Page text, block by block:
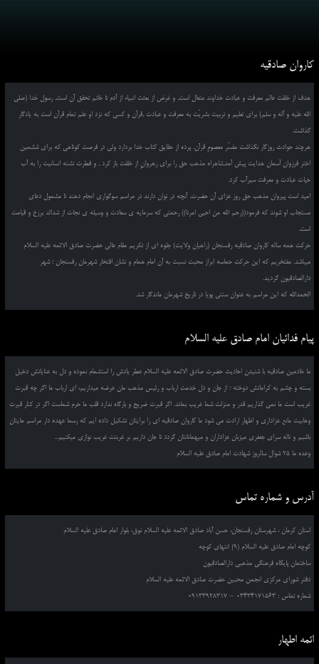
کاروان صادقیه
هدف از خلقت عالم معرفت و عبادت خداوند متعال است, و غرض از بعثت انبیاء از آدم تا خاتم تحقق آن است, رسول خدا (صلی
الله علیه و آله و سلم) برای تعلیم و تربیت بشریّت به معرفت و عبادت ,قرآن و کسی که نزد او علم تمام قرآن است به یادگار
گذاشت.
هرچند حوادث روزگار نگذاشت مفسّر معصومِ قرآن, پرده از حقایق کتاب خدا بردارد ولی در فرصت کوتاهی که برای ششمین
اختر فرزوان آسمان هدایت پیش آمد,شاهراه مذهب حق را برای رهروانِ از خلقت باز کرد , و فطرت تشنه انسانیت را به آب
حیات عبادت و معرفت سیرآب کرد.
امید است پیروان مذهب حق روز عزای آن حضرت, آنچه در توان دارند در مراسم سوگواری انجام دهند تا مشمول دعای
مستجاب او شوند که فرمود((رحم الله من احیی امرنا)) رحمتی که سرمایه ی سعادت و وسیله ی نجات از شدائد برزخ و قیامت
است.
حرکت همه ساله کاروان صادقیه رفسنجان (راهیان ولایت) جلوه ای از تکریم مقام عالی حضرت صادق الائمه علیه السلام
میباشد. مفتخریم که این حرکت حماسه ابراز محبت نسبت به آن امام همام و نشان افتخار شهرمان رفسنجان ؛ شهر
دارالصادقیون گردید.
الحمدالله که این مراسم به عنوان سنتی پویا در تاریخ شهرمان ماندگار شد.
پیام فدائیان امام صادق علیه السلام
ما خادمین صادقیه با شنیدن احادیث حضرت صادق الائمه علیه السلام عطر یادش را استشمام نموده و دل به عنایاتش دخیل
بسته و چشم به کراماتش دوخته ؛ از جان و دل خدمت ارباب و رئیس مذهب مان عرضه میداریم، ای ارباب ما اگر چه قبرت
غریب است ما نمی گذاریم قدر و منزلت شما غریب بماند. اگر قبرت ضریح و بارگاه ندارد قلب ما حرم شماست اگر در کنار قبرت
وهابیت مانع عزاداری و اظهار ارادت می شود ما کاروان صادقیه ای را برایتان تشکیل داده ایم که رسما عهده دار مراسم هایتان
باشیم و ناله سرای جعفری میزبان عزاداران و میهمانانتان گردد تا جان داریم بر غربتت غریب نوازی میکنیم...
وعده ما 25 شوال سالروز شهادت امام صادق علیه السلام
آدرس و شماره تماس
استان کرمان ، شهرستان رفسنجان، حسن آباد صادق الائمه علیه السلام نوق، بلوار امام صادق علیه السلام
کوچه امام صادق علیه السلام (9) انتهای کوچه
ساختمان پایگاه فرهنگی مذهبی دارالصادقیون
دفتر شورای مرکزی انجمن محبین حضرت صادق الائمه علیه السلام
شماره تماس : 03434171563 – 09133928317
ائمه اطهار